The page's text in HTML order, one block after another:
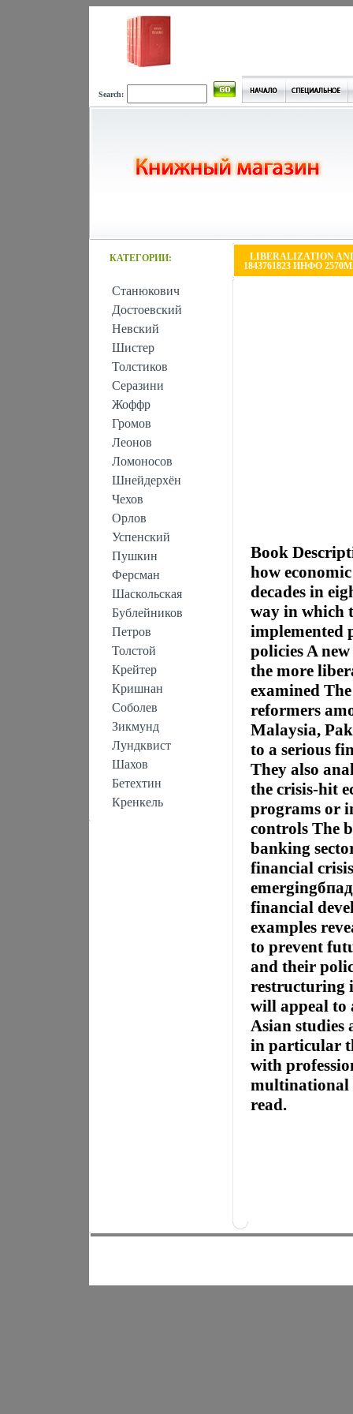
Search:
КАТЕГОРИИ:
Станюкович
Достоевский
Невский
Шистер
Толстиков
Серазини
Жоффр
Громов
Леонов
Ломоносов
Шнейдерхён
Чехов
Орлов
Успенский
Пушкин
Ферсман
Шаскольская
Бублейников
Петров
Толстой
Крейтер
Кришнан
Соболев
Зикмунд
Лундквист
Шахов
Бетехтин
Кренкель
LIBERALIZATION
1843761823 ИНФО
Book
how
decades in
way in which
implemented
policies A
the more
examined
reformers
Malaysia,
to a serious
They also
the crisis-hit
programs or
controls The
banking
financial
financial
examples
to prevent
and their
restructuring
will appeal to
Asian studies
in particular
with
multinational
read.